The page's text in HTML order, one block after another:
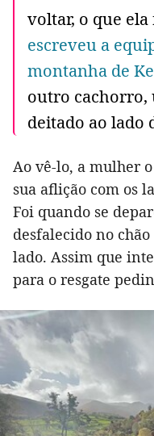
voltar, o que
escreveu a
montanha de
outro cachorro,
deitado ao lado
Ao vê-lo, a mulher
sua aflição com os
Foi quando se
desfalecido no
lado. Assim que
para o resgate